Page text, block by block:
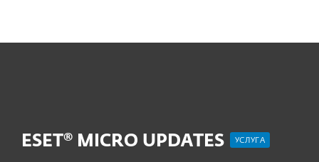
ESET® MICRO UPDATES УСЛУГА